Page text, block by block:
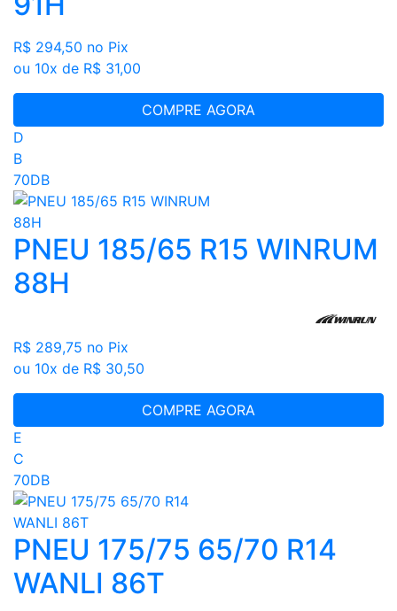
R$ 294,50 no Pix
ou 10x de R$ 31,00
COMPRE AGORA
D
B
70DB
PNEU 185/65 R15 WINRUM
88H
R$ 289,75 no Pix
ou 10x de R$ 30,50
COMPRE AGORA
E
C
70DB
PNEU 175/75 65/70 R14
WANLI 86T